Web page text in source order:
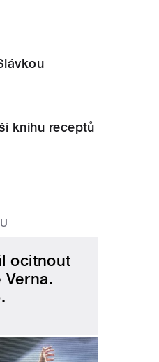
knihu receptů
ocitnout